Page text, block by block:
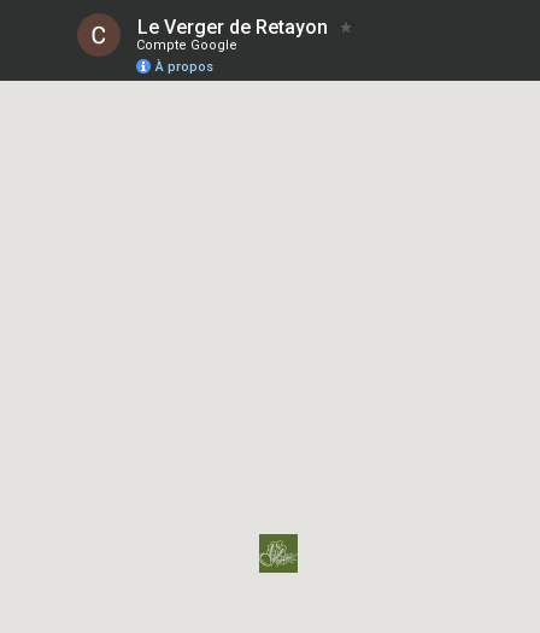
Le Verger de Retayon
Compte Google
À propos